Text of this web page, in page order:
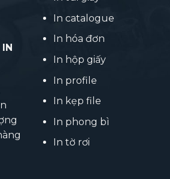
In catalogue
In hóa đơn
In hộp giấy
In profile
In kẹp file
In phong bì
In tờ rơi